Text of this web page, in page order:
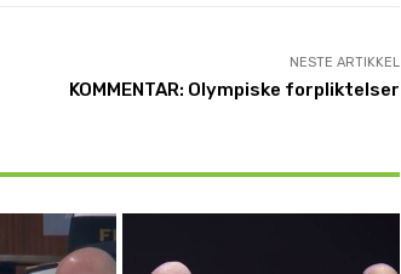
NESTE ARTIKKEL
KOMMENTAR: Olympiske forpliktelser